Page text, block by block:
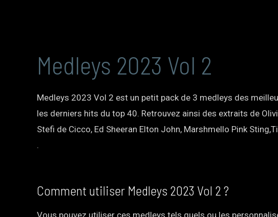
Medleys 2023 Vol 2
Medleys 2023 Vol 2 est un petit pack de 3 medleys des
les derniers hits du top 40. Retrouvez ainsi des extraits de
Stefi de Cicco, Ed Sheeran Elton John, Marshmello Pink
.
Comment utiliser Medleys 2023 Vol 2 ?
Vous pouvez utiliser ces medleys tels quels ou les